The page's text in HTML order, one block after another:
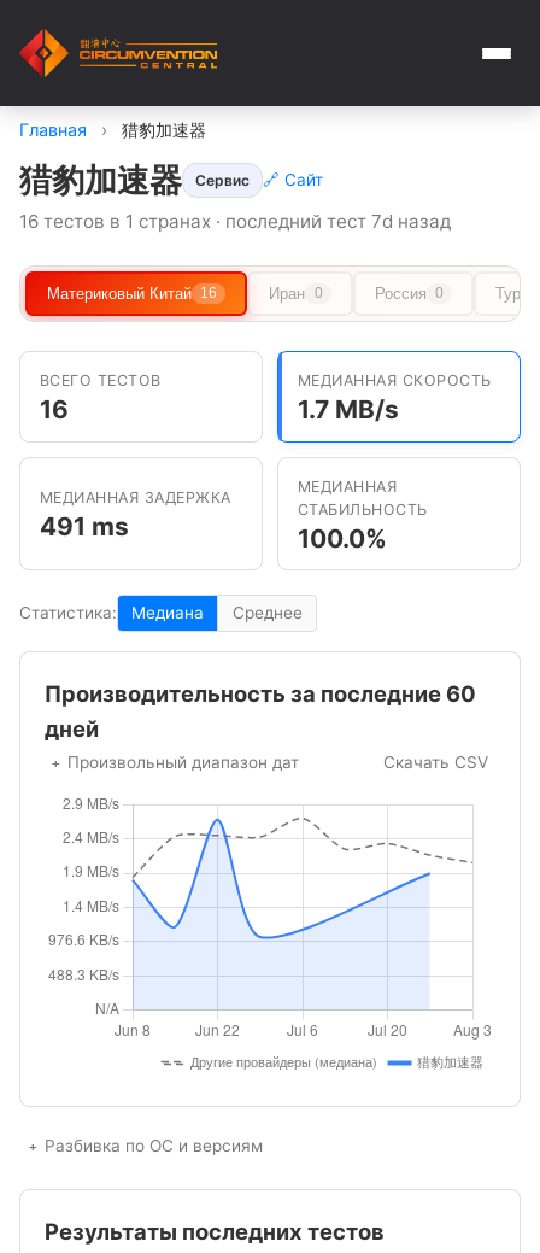
Главная › 猎豹加速器
猎豹加速器 Сервис 🔗 Сайт
16 тестов в 1 странах · последний тест 7d назад
Материковый Китай 16 Иран 0 Россия 0
ВСЕГО ТЕСТОВ
16
МЕДИАННАЯ СКОРОСТЬ
1.7 MB/s
МЕДИАННАЯ ЗАДЕРЖКА
491 ms
МЕДИАННАЯ
СТАБИЛЬНОСТЬ
100.0%
Статистика: Медиана Среднее
Производительность за последние 60
дней
Произвольный диапазон дат Скачать CSV
Разбивка по ОС и версиям
Результаты последних тестов